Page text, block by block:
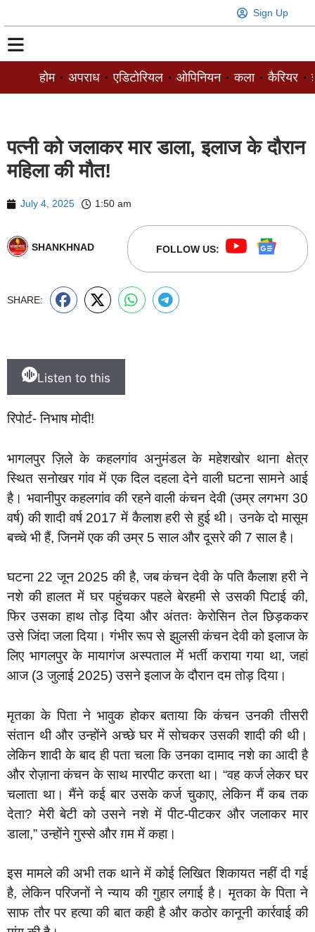
Sign Up
होम अपराध एडिटोरियल ओपिनियन कला कैरियर
पत्नी को जलाकर मार डाला, इलाज के दौरान
महिला की मौत!
July 4, 2025 1:50 am
SHANKHNAD FOLLOW US:
SHARE:
Listen to this
रिपोर्ट- निभाष मोदी!
भागलपुर ज़िले के कहलगांव अनुमंडल के महेशखोर थाना क्षेत्र
स्थित सनोखर गांव में एक दिल दहला देने वाली घटना सामने आई
है। भवानीपुर कहलगांव की रहने वाली कंचन देवी (उम्र लगभग 30
वर्ष) की शादी वर्ष 2017 में कैलाश हरी से हुई थी। उनके दो मासूम
बच्चे भी हैं, जिनमें एक की उम्र 5 साल और दूसरे की 7 साल है।
घटना 22 जून 2025 की है, जब कंचन देवी के पति कैलाश हरी ने
नशे की हालत में घर पहुंचकर पहले बेरहमी से उसकी पिटाई की,
फिर उसका हाथ तोड़ दिया और अंततः केरोसिन तेल छिड़ककर
उसे जिंदा जला दिया। गंभीर रूप से झुलसी कंचन देवी को इलाज के
लिए भागलपुर के मायागंज अस्पताल में भर्ती कराया गया था, जहां
आज (3 जुलाई 2025) उसने इलाज के दौरान दम तोड़ दिया।
मृतका के पिता ने भावुक होकर बताया कि कंचन उनकी तीसरी
संतान थी और उन्होंने अच्छे घर में सोचकर उसकी शादी की थी।
लेकिन शादी के बाद ही पता चला कि उनका दामाद नशे का आदी है
और रोज़ाना कंचन के साथ मारपीट करता था। “वह कर्ज लेकर घर
चलाता था। मैंने कई बार उसके कर्ज चुकाए, लेकिन मैं कब तक
देता? मेरी बेटी को उसने नशे में पीट-पीटकर और जलाकर मार
डाला,” उन्होंने गुस्से और ग़म में कहा।
इस मामले की अभी तक थाने में कोई लिखित शिकायत नहीं दी गई
है, लेकिन परिजनों ने न्याय की गुहार लगाई है। मृतका के पिता ने
साफ तौर पर हत्या की बात कही है और कठोर कानूनी कार्रवाई की